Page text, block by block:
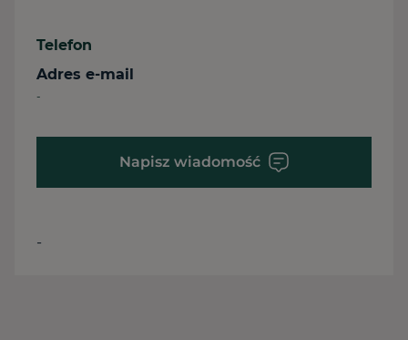
Telefon
Adres e-mail
-
Napisz wiadomość
-